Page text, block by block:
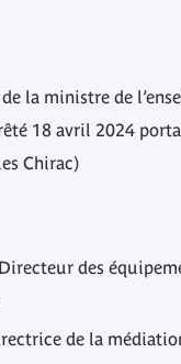
la ministre de
18 avril 2024
Chirac)
des
de la